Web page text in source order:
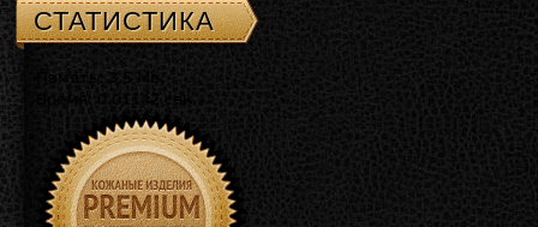
СТАТИСТИКА
Память: 3.5 Mb
Время: 0.01142 сек.